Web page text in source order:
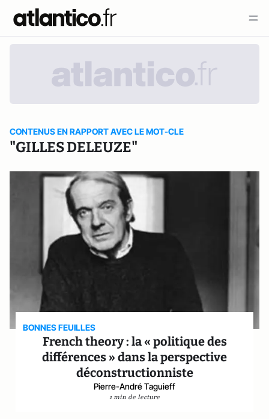
CONTENUS EN RAPPORT AVEC LE MOT-CLE
"GILLES DELEUZE"
BONNES FEUILLES
French theory : la « politique des
différences » dans la perspective
déconstructionniste
Pierre-André Taguieff
1 min de lecture